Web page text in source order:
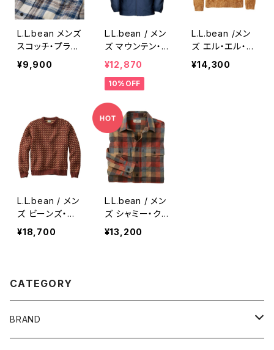
L.L.bean メンズ
スコッチ・プラッ
ド・フランネル・
シャツ
¥9,900
L.L.bean / メン
ズ マウンテン・
クラシック・フル
ジップ・ジャケッ
ト
¥12,870
10%OFF
L.L.bean /メン
ズ エル・エル・ビ
ーン・クラシッ
ク・ラグ・ウール・
¥14,300
L.L.bean / メン
ズ ビーンズ・ク
ラシック・ラグ・
ウール・セータ
¥18,700
L.L.bean / メン
ズ シャミー・ク
ロス・シャツ、プ
ラッド
¥13,200
CATEGORY
BRAND